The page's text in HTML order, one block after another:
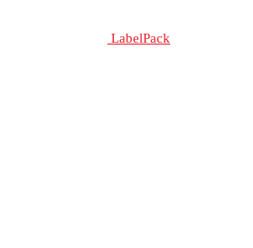
LabelPack